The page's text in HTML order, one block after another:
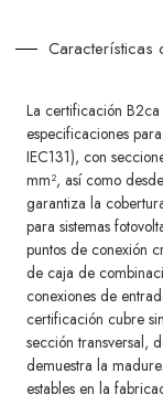
La certificación
especificaciones
IEC131), con
mm², así como
garantiza la
para sistemas
puntos de conexión
de caja de
conexiones de
certificación cubre
sección transversal,
demuestra la
estables en la